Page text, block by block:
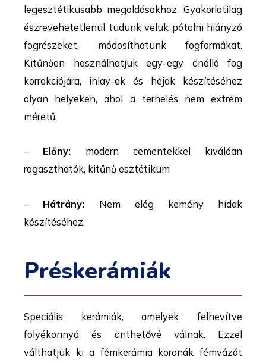
legesztétikusabb megoldásokhoz. Gyakorlatilag
észrevehetetlenül tudunk velük pótolni hiányzó
fogrészeket, módosíthatunk fogformákat.
Kitűnően használhatjuk egy-egy önálló fog
korrekciójára, inlay-ek és héjak készítéséhez
olyan helyeken, ahol a terhelés nem extrém
méretű.
– Előny: modern cementekkel kiválóan
ragaszthatók, kitűnő esztétikum
– Hátrány: Nem elég kemény hidak
készítéséhez.
Préskerámiák
Speciális kerámiák, amelyek felhevítve
folyékonnyá és önthetővé válnak. Ezzel
válthatjuk ki a fémkerámia koronák fémvázát